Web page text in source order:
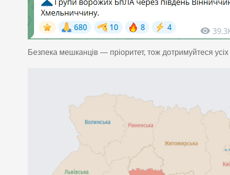
Безпека мешканців — пріоритет, тож дотримуйтеся